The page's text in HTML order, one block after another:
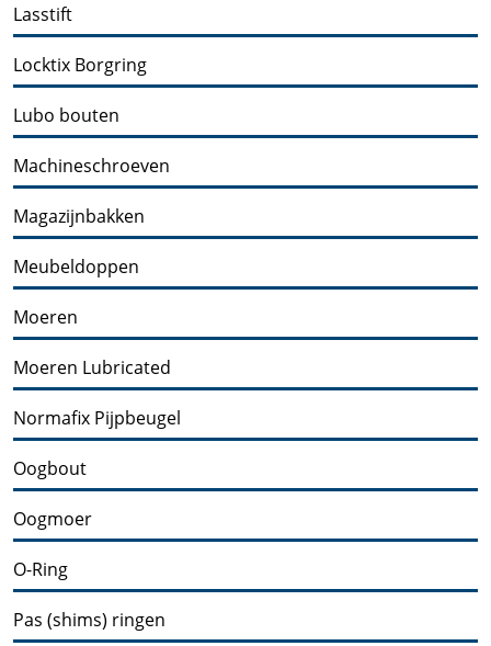
Lasstift
Locktix Borgring
Lubo bouten
Machineschroeven
Magazijnbakken
Meubeldoppen
Moeren
Moeren Lubricated
Normafix Pijpbeugel
Oogbout
Oogmoer
O-Ring
Pas (shims) ringen